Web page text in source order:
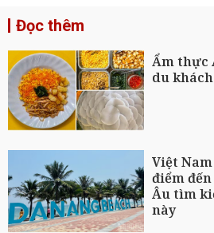
Đọc thêm
Ẩm thực
du khách
Việt
điểm
Âu tìm
này